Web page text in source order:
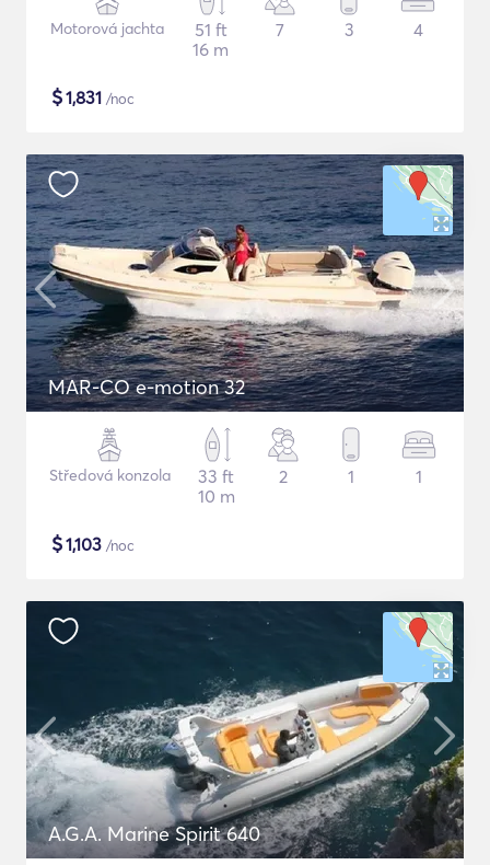
Motorová jachta
51 ft
16 m
7 3 4
$1,831 /noc
MAR-CO e-motion 32
Středová konzola
33 ft
10 m
2 1 1
$1,103 /noc
A.G.A. Marine Spirit 640